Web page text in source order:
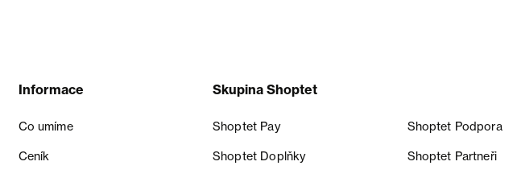
Informace
Co umíme
Ceník
Skupina Shoptet
Shoptet Pay Shoptet Podpora
Shoptet Doplňky Shoptet Partneři